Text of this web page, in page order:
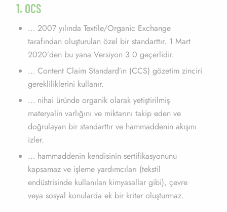
1. OCS
… 2007 yılında Textile/Organic Exchange
tarafından oluşturulan özel bir standarttır. 1 Mart
2020’den bu yana Versiyon 3.0 geçerlidir.
… Content Claim Standard’ın (CCS) gözetim zinciri
gerekliliklerini kullanır.
… nihai üründe organik olarak yetiştirilmiş
materyalin varlığını ve miktarını takip eden ve
doğrulayan bir standarttır ve hammaddenin akışını
izler.
… hammaddenin kendisinin sertifikasyonunu
kapsamaz ve işleme yardımcıları (tekstil
endüstrisinde kullanılan kimyasallar gibi), çevre
veya sosyal konularda ek bir kriter oluşturmaz.